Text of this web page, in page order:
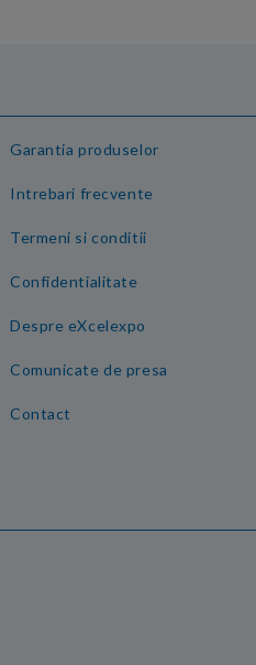
Garantia produselor
Intrebari frecvente
Termeni si conditii
Confidentialitate
Despre eXcelexpo
Comunicate de presa
Contact